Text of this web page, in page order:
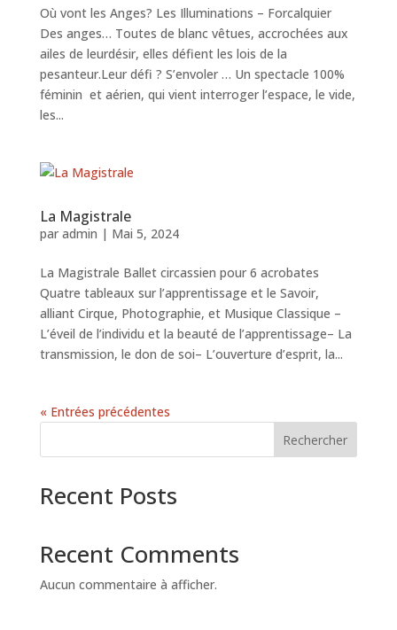
Où vont les Anges? Les Illuminations – Forcalquier
Des anges… Toutes de blanc vêtues, accrochées aux
ailes de leurdésir, elles défient les lois de la
pesanteur.Leur défi ? S’envoler … Un spectacle 100%
féminin et aérien, qui vient interroger l’espace, le vide,
les...
La Magistrale
par admin | Mai 5, 2024
La Magistrale Ballet circassien pour 6 acrobates
Quatre tableaux sur l’apprentissage et le Savoir,
alliant Cirque, Photographie, et Musique Classique –
L’éveil de l’individu et la beauté de l’apprentissage– La
transmission, le don de soi– L’ouverture d’esprit, la...
« Entrées précédentes
Rechercher
Recent Posts
Recent Comments
Aucun commentaire à afficher.